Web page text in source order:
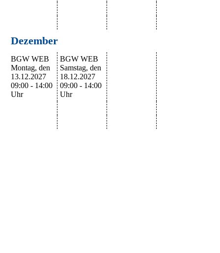
Dezember
BGW WEB
Montag, den
13.12.2027
09:00 - 14:00
Uhr
BGW WEB
Samstag, den
18.12.2027
09:00 - 14:00
Uhr